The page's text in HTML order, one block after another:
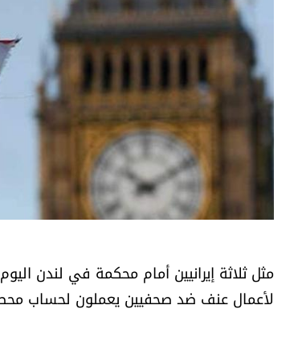
مثل ثلاثة إيرانيين أمام محكمة في لندن
لأعمال عنف ضد صحفيين يعملون لحساب محطة